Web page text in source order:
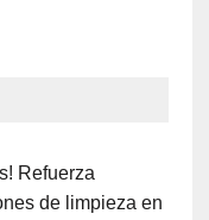
Refuerza
de limpieza en